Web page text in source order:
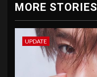
MORE STORIES
UPDATE